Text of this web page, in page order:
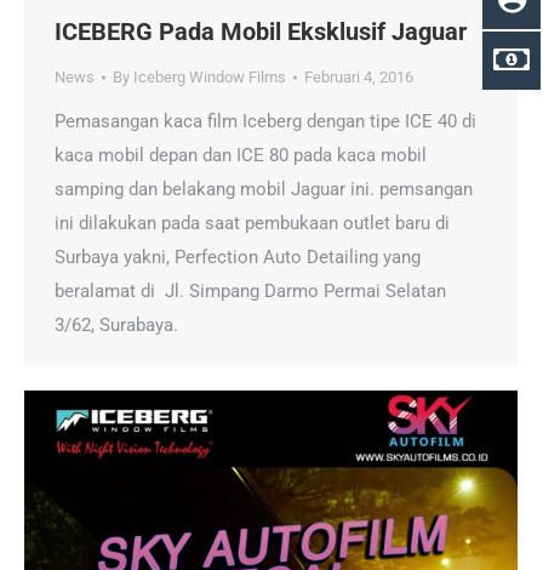
ICEBERG Pada Mobil Eksklusif Jaguar
News By Iceberg Window Films Februari 4, 2016
Pemasangan kaca film Iceberg dengan tipe ICE 40 di
kaca mobil depan dan ICE 80 pada kaca mobil
samping dan belakang mobil Jaguar ini. pemsangan
ini dilakukan pada saat pembukaan outlet baru di
Surbaya yakni, Perfection Auto Detailing yang
beralamat di Jl. Simpang Darmo Permai Selatan
3/62, Surabaya.